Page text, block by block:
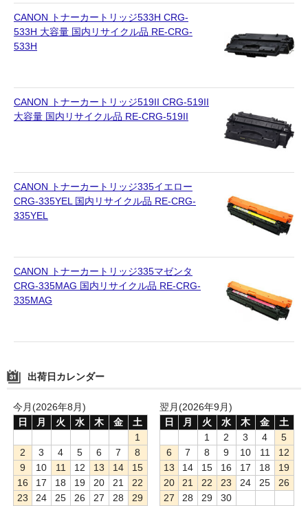
リコー RICOH
輪転機用インク・マスター
リコー RICOH
CANON トナーカートリッジ533H CRG-
533H 大容量 国内リサイクル品 RE-CRG-
533H
CANON トナーカートリッジ519II CRG-519II
大容量 国内リサイクル品 RE-CRG-519II
CANON トナーカートリッジ335イエロー
CRG-335YEL 国内リサイクル品 RE-CRG-
335YEL
CANON トナーカートリッジ335マゼンタ
CRG-335MAG 国内リサイクル品 RE-CRG-
335MAG
出荷日カレンダー
今月(2026年8月)
日
月 火 水 木 金
土
1
2
3 4 5 6 7
8
9
10 11 12 13 14
15
16
17 18 19 20 21
22
23
24 25 26 27 28
29
翌月(2026年9月)
日
月 火 水 木 金
土
1
2 3 4
5
6
7 8 9 10 11
12
13
14 15 16 17 18
19
20
21 22 23 24 25
26
27
28 29
30